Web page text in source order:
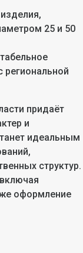
25 и 50
региональной
придаёт
и
идеальным
структур.
оформление